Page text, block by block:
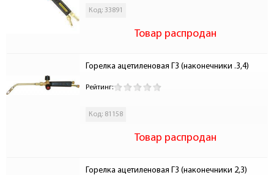
Код: 33891
Товар распродан
Горелка ацетиленовая Г3 (наконечники .3,4)
Рейтинг:
Код: 81158
Товар распродан
Горелка ацетиленовая Г3 (наконечники 2,3)